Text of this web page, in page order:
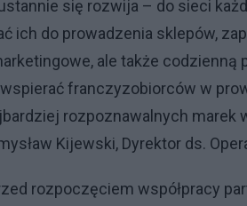
się rozwija – do sieci
ich do prowadzenia sklepów,
ale także codzienną
franczyzobiorców w
rozpoznawalnych marek
Kijewski, Dyrektor ds.
rozpoczęciem współpracy